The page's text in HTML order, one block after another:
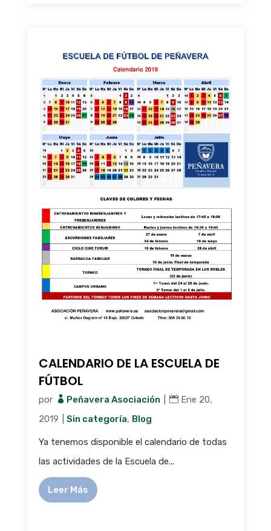
CALENDARIO DE LA ESCUELA DE
FÚTBOL
por Peñavera Asociación
Ene 20,
2019
Sin categoría, Blog
Ya tenemos disponible el calendario de todas
las actividades de la Escuela de...
Leer Más